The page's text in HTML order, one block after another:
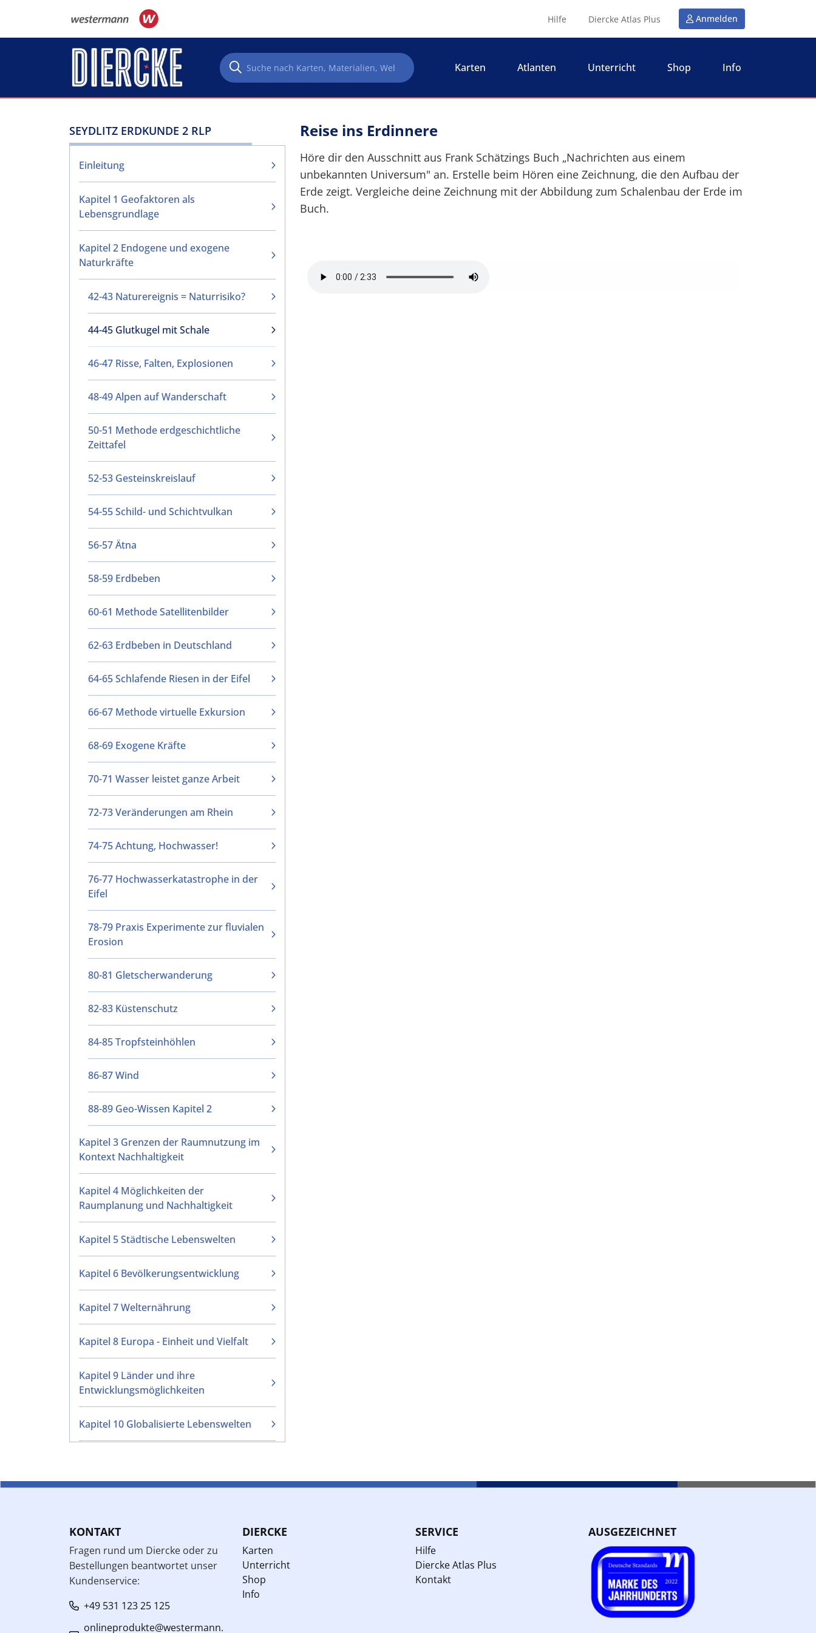
Hilfe Diercke Atlas Plus Anmelden
Karten Atlanten Unterricht Shop Info
SEYDLITZ ERDKUNDE 2 RLP
Einleitung
Kapitel 1 Geofaktoren als
Lebensgrundlage
Kapitel 2 Endogene und exogene
Naturkräfte
42-43 Naturereignis = Naturrisiko?
44-45 Glutkugel mit Schale
46-47 Risse, Falten, Explosionen
48-49 Alpen auf Wanderschaft
50-51 Methode erdgeschichtliche
Zeittafel
52-53 Gesteinskreislauf
54-55 Schild- und Schichtvulkan
56-57 Ätna
58-59 Erdbeben
60-61 Methode Satellitenbilder
62-63 Erdbeben in Deutschland
64-65 Schlafende Riesen in der Eifel
66-67 Methode virtuelle Exkursion
68-69 Exogene Kräfte
70-71 Wasser leistet ganze Arbeit
72-73 Veränderungen am Rhein
74-75 Achtung, Hochwasser!
76-77 Hochwasserkatastrophe in der
Eifel
78-79 Praxis Experimente zur fluvialen
Erosion
80-81 Gletscherwanderung
82-83 Küstenschutz
84-85 Tropfsteinhöhlen
86-87 Wind
88-89 Geo-Wissen Kapitel 2
Kapitel 3 Grenzen der Raumnutzung im
Kontext Nachhaltigkeit
Kapitel 4 Möglichkeiten der
Raumplanung und Nachhaltigkeit
Kapitel 5 Städtische Lebenswelten
Kapitel 6 Bevölkerungsentwicklung
Kapitel 7 Welternährung
Kapitel 8 Europa - Einheit und Vielfalt
Kapitel 9 Länder und ihre
Entwicklungsmöglichkeiten
Kapitel 10 Globalisierte Lebenswelten
Reise ins Erdinnere
Höre dir den Ausschnitt aus Frank Schätzings Buch „Nachrichten aus einem
unbekannten Universum" an. Erstelle beim Hören eine Zeichnung, die den Aufbau der
Erde zeigt. Vergleiche deine Zeichnung mit der Abbildung zum Schalenbau der Erde im
Buch.
KONTAKT
Fragen rund um Diercke oder zu
Bestellungen beantwortet unser
Kundenservice:
+49 531 123 25 125
onlineprodukte@westermann.
DIERCKE
Karten
Unterricht
Shop
Info
SERVICE
Hilfe
Diercke Atlas Plus
Kontakt
AUSGEZEICHNET